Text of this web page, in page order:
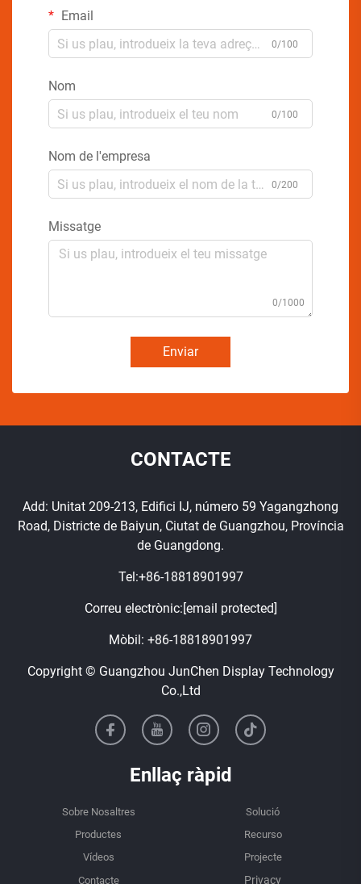
Email
0/100
Nom
0/100
Nom de l'empresa
0/200
Missatge
0/1000
Enviar
CONTACTE
Add: Unitat 209-213, Edifici IJ, número 59 Yagangzhong
Road, Districte de Baiyun, Ciutat de Guangzhou, Província
de Guangdong.
Tel:+86-18818901997
Correu electrònic: [email protected]
Mòbil: +86-18818901997
Copyright © Guangzhou JunChen Display Technology
Co.,Ltd
Enllaç ràpid
Sobre Nosaltres
Solució
Productes
Recurso
Vídeos
Projecte
Contacte